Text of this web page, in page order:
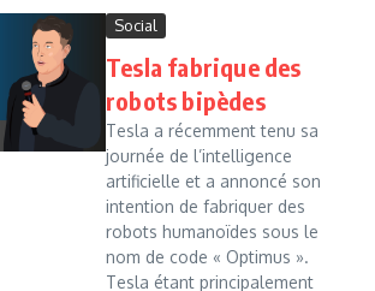
Social
Tesla fabrique des
robots bipèdes
Tesla a récemment tenu sa
journée de l’intelligence
artificielle et a annoncé son
intention de fabriquer des
robots humanoïdes sous le
nom de code « Optimus ».
Tesla étant principalement